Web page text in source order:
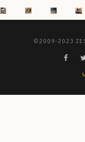
©2009-2023